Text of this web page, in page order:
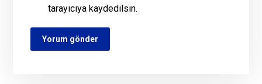
tarayıcıya kaydedilsin.